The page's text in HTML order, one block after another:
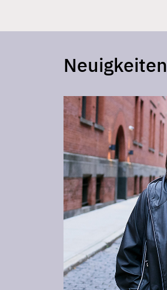
Neuigkeiten